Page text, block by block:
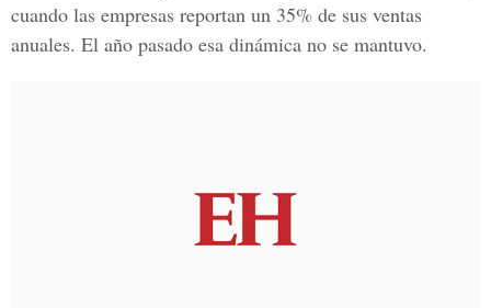
cuando las empresas reportan un 35% de sus ventas
anuales. El año pasado esa dinámica no se mantuvo.